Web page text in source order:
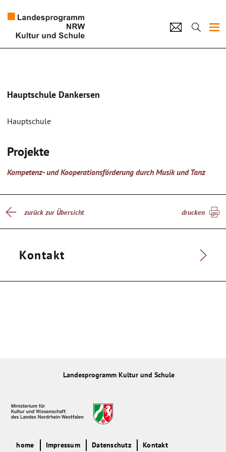
Kultur und Schule
home Impressum
Hauptschule Dankersen
Hauptschule
Projekte
Kompetenz- und Kooperationsförderung durch Musik und Tanz
zurück zur Übersicht drucken
Kontakt
Landesprogramm Kultur und Schule
home Impressum Datenschutz Kontakt